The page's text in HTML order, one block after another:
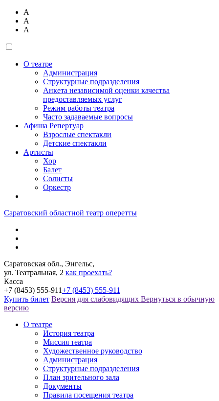
А
А
А
О театре
Администрация
Структурные подразделения
Анкета независимой оценки качества
предоставляемых услуг
Режим работы театра
Часто задаваемые вопросы
Афиша Репертуар
Взрослые спектакли
Детские спектакли
Артисты
Хор
Балет
Солисты
Оркестр
Саратовский областной театр оперетты
Саратовская обл., Энгельс,
ул. Театральная, 2 как проехать?
Касса
+7 (8453) 555-911+7 (8453) 555-911
Купить билет Версия для слабовидящих Вернуться в обычную
версию
О театре
История театра
Миссия театра
Художественное руководство
Администрация
Структурные подразделения
План зрительного зала
Документы
Правила посещения театра